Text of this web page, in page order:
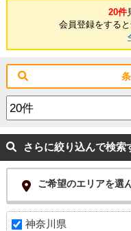
20件
会員登録をする
さらに絞り込んで検索
ご希望のエリアを選
神奈川県